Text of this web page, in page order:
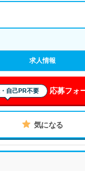
求人情報
自己PR不要 応募フォ
気になる